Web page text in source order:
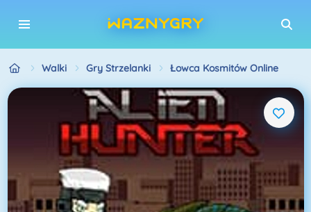
Walki Gry Strzelanki Łowca Kosmitów Online